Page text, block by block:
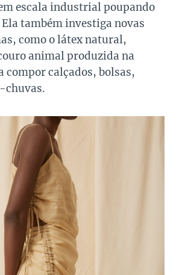
escala industrial poupando
Ela também investiga novas
como o látex natural,
animal produzida na
compor calçados, bolsas,
chuvas.